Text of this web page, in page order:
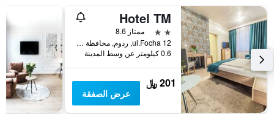
Hotel TM
2 نجمتين
ممتاز 8.6
ul.Focha 12, ردوم, محافظة مازوفيا, بولندا
0.6 كيلومتر عن وسط المدينة
201 ﷼
عرض الصفقة